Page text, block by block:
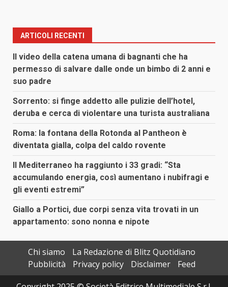
ARTICOLI RECENTI
Il video della catena umana di bagnanti che ha
permesso di salvare dalle onde un bimbo di 2 anni e
suo padre
Sorrento: si finge addetto alle pulizie dell’hotel,
deruba e cerca di violentare una turista australiana
Roma: la fontana della Rotonda al Pantheon è
diventata gialla, colpa del caldo rovente
Il Mediterraneo ha raggiunto i 33 gradi: “Sta
accumulando energia, così aumentano i nubifragi e
gli eventi estremi”
Giallo a Portici, due corpi senza vita trovati in un
appartamento: sono nonna e nipote
Chi siamo
La Redazione di Blitz Quotidiano
Pubblicità
Privacy policy Disclaimer
Feed